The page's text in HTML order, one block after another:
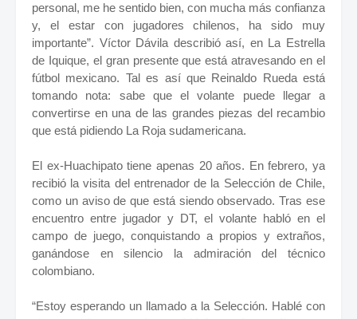
personal, me he sentido bien, con mucha más confianza
y, el estar con jugadores chilenos, ha sido muy
importante”. Víctor Dávila describió así, en La Estrella
de Iquique, el gran presente que está atravesando en el
fútbol mexicano. Tal es así que Reinaldo Rueda está
tomando nota: sabe que el volante puede llegar a
convertirse en una de las grandes piezas del recambio
que está pidiendo La Roja sudamericana.
El ex-Huachipato tiene apenas 20 años. En febrero, ya
recibió la visita del entrenador de la Selección de Chile,
como un aviso de que está siendo observado. Tras ese
encuentro entre jugador y DT, el volante habló en el
campo de juego, conquistando a propios y extraños,
ganándose en silencio la admiración del técnico
colombiano.
“Estoy esperando un llamado a la Selección. Hablé con